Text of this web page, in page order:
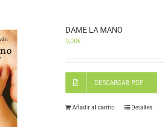
DAME LA MANO
0,00€
DESCARGAR PDF
Añadir al carrito Detalles